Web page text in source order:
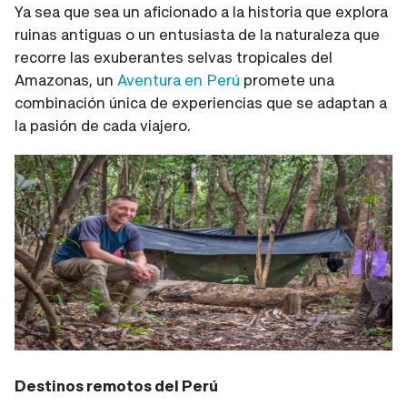
Ya sea que sea un aficionado a la historia que explora
ruinas antiguas o un entusiasta de la naturaleza que
recorre las exuberantes selvas tropicales del
Amazonas, un Aventura en Perú promete una
combinación única de experiencias que se adaptan a
la pasión de cada viajero.
Destinos remotos del Perú